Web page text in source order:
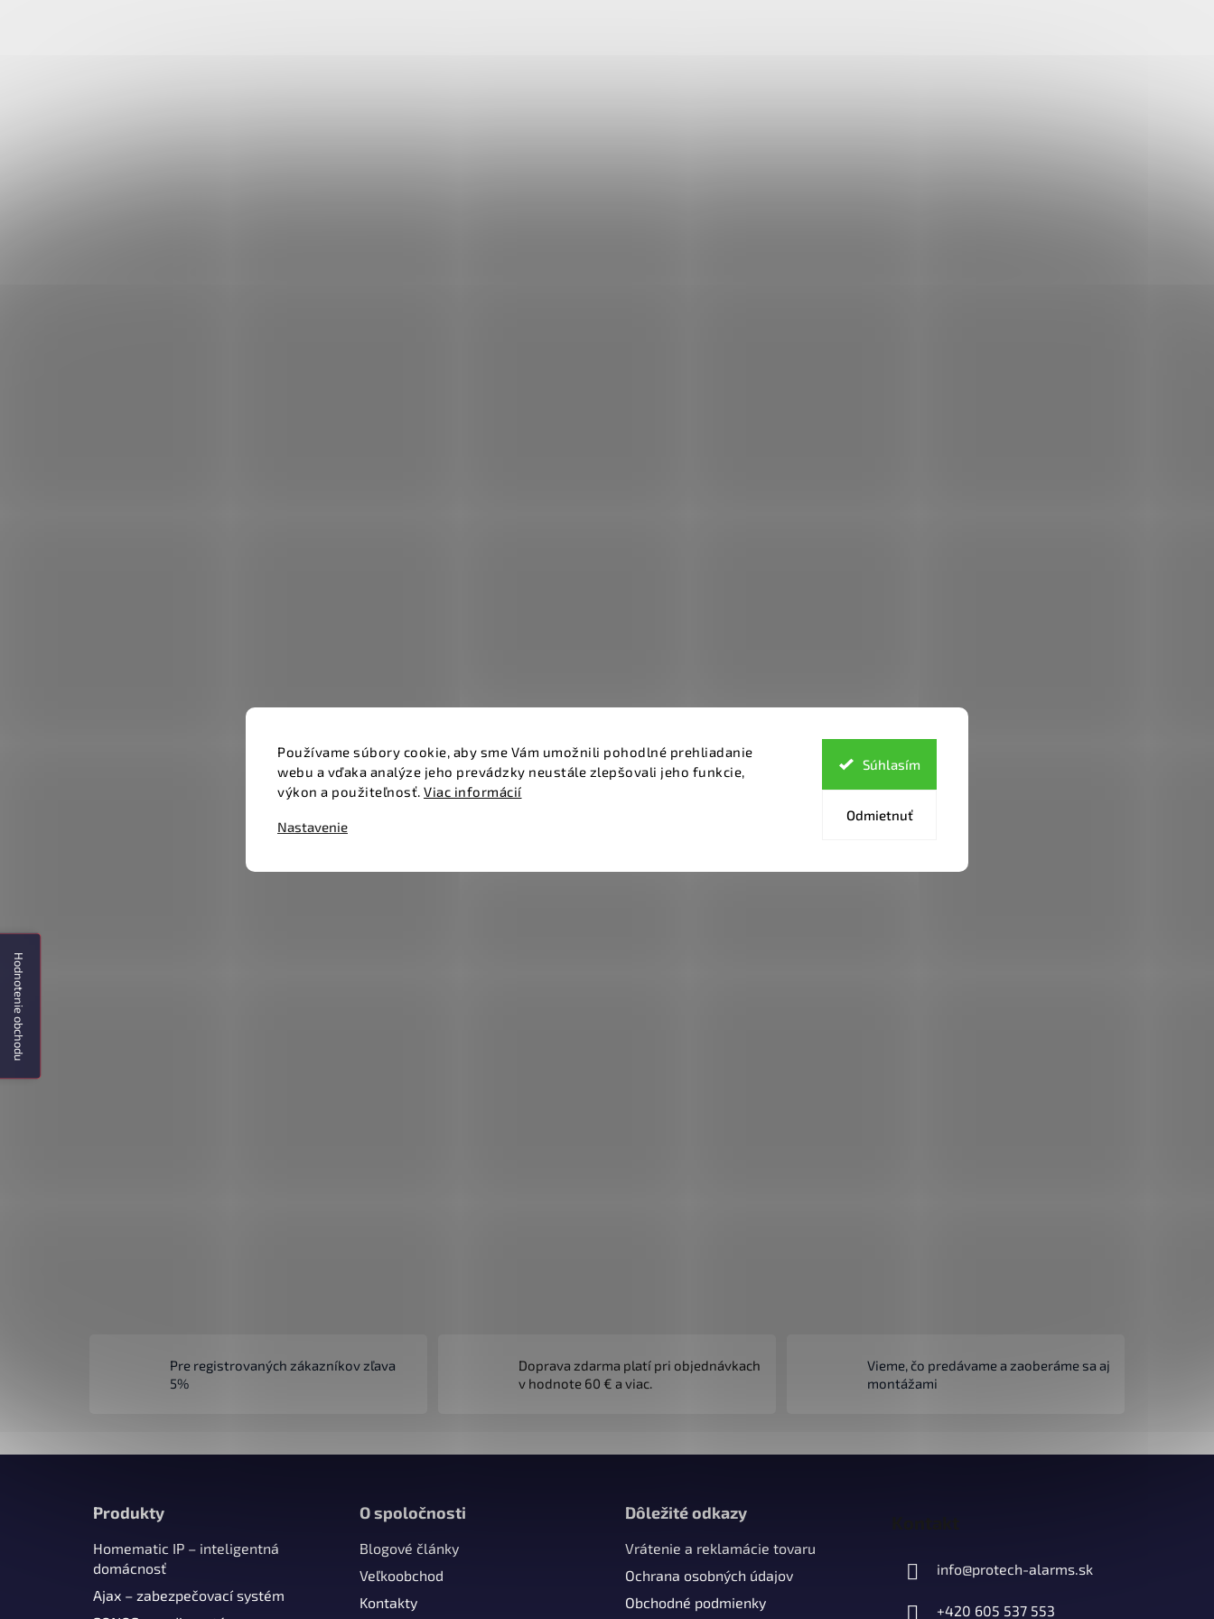
Používame súbory cookie, aby sme Vám umožnili pohodlné prehliadanie
webu a vďaka analýze jeho prevádzky neustále zlepšovali jeho funkcie,
výkon a použiteľnosť. Viac informácií
Nastavenie
Odmietnuť
Súhlasím
Hodnotenie obchodu
Pre registrovaných zákazníkov zľava
5%
Doprava zdarma platí pri objednávkach
v hodnote 60 € a viac.
Vieme, čo predávame a zaoberáme sa aj
montážami
Produkty
Homematic IP – inteligentná
domácnosť
Ajax – zabezpečovací systém
O spoločnosti
Blogové články
Veľkoobchod
Kontakty
Dôležité odkazy
Vrátenie a reklamácie tovaru
Ochrana osobných údajov
Obchodné podmienky
info@protech-alarms.sk
+420 605 537 553